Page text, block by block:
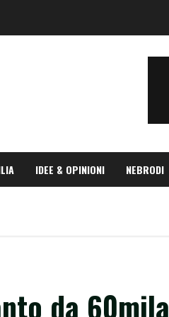
IDEE & OPINIONI NEBRODI
da 60mila